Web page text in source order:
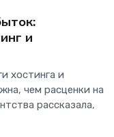
и
хостинга и
чем расценки на
рассказала,